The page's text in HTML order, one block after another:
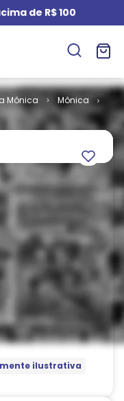
de R$ 100
Mônica
Mônica
ilustrativa